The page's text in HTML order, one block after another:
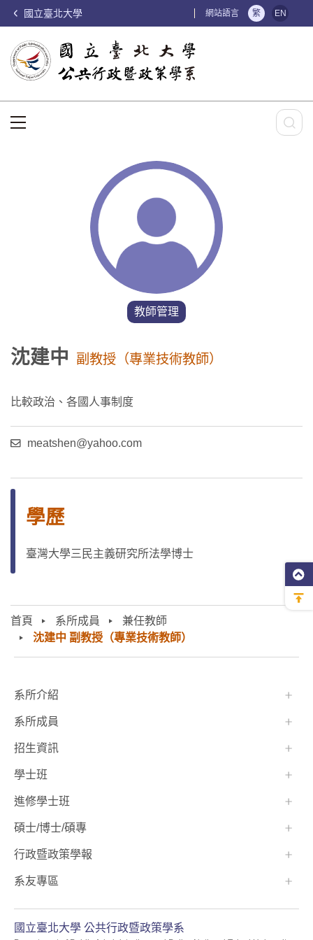
國立臺北大學 網站語言 繁 EN
首頁 系所成員
兼任教師
沈建中 副教授（專業技術教師）
教師管理
沈建中 副教授（專業技術教師）
比較政治、各國人事制度
meatshen@yahoo.com
學歷
臺灣大學三民主義研究所法學博士
:::
國立臺北大學 公共行政暨政策學系
系所介紹
系所成員
招生資訊
學士班⠀⠀
進修學士班
碩士/博士/碩專
行政暨政策學報
系友專區